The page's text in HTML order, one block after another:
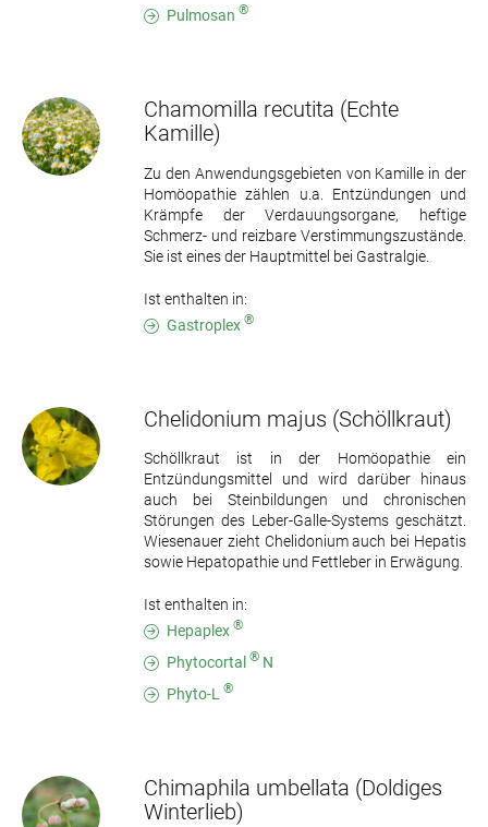
Pulmosan ®
Chamomilla recutita (Echte
Kamille)
Zu den Anwendungsgebieten von Kamille in der
Homöopathie zählen u.a. Entzündungen und
Krämpfe der Verdauungsorgane, heftige
Schmerz- und reizbare Verstimmungszustände.
Sie ist eines der Hauptmittel bei Gastralgie.
Ist enthalten in:
Gastroplex ®
Chelidonium majus (Schöllkraut)
Schöllkraut ist in der Homöopathie ein
Entzündungsmittel und wird darüber hinaus
auch bei Steinbildungen und chronischen
Störungen des Leber-Galle-Systems geschätzt.
Wiesenauer zieht Chelidonium auch bei Hepatis
sowie Hepatopathie und Fettleber in Erwägung.
Ist enthalten in:
Hepaplex ®
Phytocortal ® N
Phyto-L ®
Chimaphila umbellata (Doldiges
Winterlieb)